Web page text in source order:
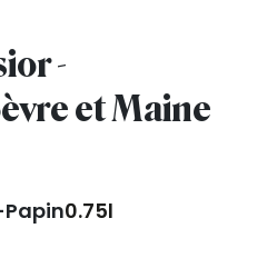
-
et Maine
0.75l